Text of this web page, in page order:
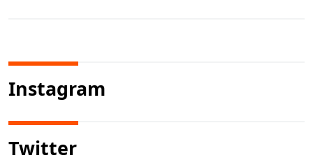
Instagram
Twitter